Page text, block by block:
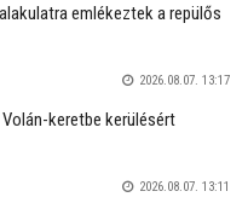
emlékeztek a repülős
2026.08.07. 13:17
keretbe kerülésért
2026.08.07. 13:11